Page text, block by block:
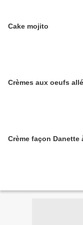
Cake mojito
Crèmes aux oeufs
Crème façon Danette